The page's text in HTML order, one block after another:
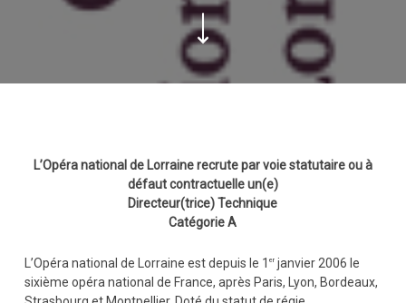
L’Opéra national de Lorraine recrute par voie statutaire ou à
défaut contractuelle un(e)
Directeur(trice) Technique
Catégorie A
L’Opéra national de Lorraine est depuis le 1 erjanvier 2006 le
sixième opéra national de France, après Paris, Lyon, Bordeaux,